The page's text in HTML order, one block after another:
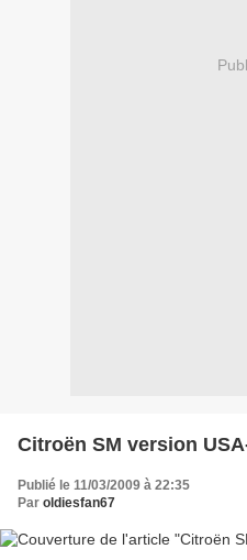
Citroën SM version
Publié le 11/03/2009 à 22:35
Par oldiesfan67